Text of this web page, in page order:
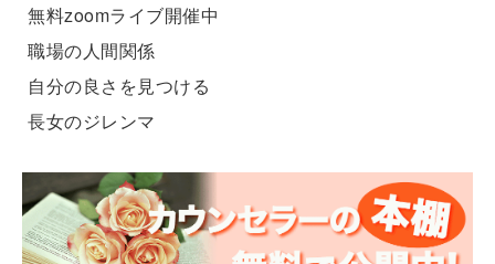
無料zoomライブ開催中
職場の人間関係
自分の良さを見つける
長女のジレンマ